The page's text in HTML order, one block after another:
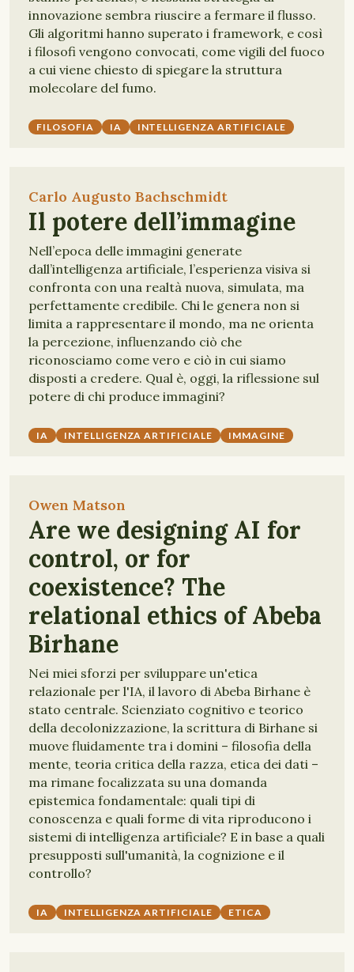
innovazione sembra riuscire a fermare il flusso.
Gli algoritmi hanno superato i framework, e così
i filosofi vengono convocati, come vigili del fuoco
a cui viene chiesto di spiegare la struttura
molecolare del fumo.
FILOSOFIA IA INTELLIGENZA ARTIFICIALE
Carlo Augusto Bachschmidt
Il potere dell’immagine
Nell’epoca delle immagini generate
dall’intelligenza artificiale, l’esperienza visiva si
confronta con una realtà nuova, simulata, ma
perfettamente credibile. Chi le genera non si
limita a rappresentare il mondo, ma ne orienta
la percezione, influenzando ciò che
riconosciamo come vero e ciò in cui siamo
disposti a credere. Qual è, oggi, la riflessione sul
potere di chi produce immagini?
IA INTELLIGENZA ARTIFICIALE IMMAGINE
Owen Matson
Are we designing AI for
control, or for
coexistence? The
relational ethics of Abeba
Birhane
Nei miei sforzi per sviluppare un'etica
relazionale per l'IA, il lavoro di Abeba Birhane è
stato centrale. Scienziato cognitivo e teorico
della decolonizzazione, la scrittura di Birhane si
muove fluidamente tra i domini – filosofia della
mente, teoria critica della razza, etica dei dati –
ma rimane focalizzata su una domanda
epistemica fondamentale: quali tipi di
conoscenza e quali forme di vita riproducono i
sistemi di intelligenza artificiale? E in base a quali
presupposti sull'umanità, la cognizione e il
controllo?
IA INTELLIGENZA ARTIFICIALE ETICA